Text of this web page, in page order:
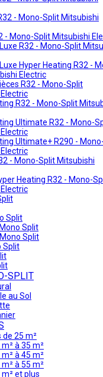
- Mono-Split Mitsubishi
- Mono-Split Mitsubishi
R32 - Mono-Split
Hyper Heating R32 -
Electric
R32 - Mono-Split
R32 - Mono-Split
Ultimate R32 - Mono-
Ultimate+ R290 -
- Mono-Split Mitsubishi
Heating R32 - Mono-
Split
Split
Split
Split
SPLIT
au Sol
de 25 m²
à 35 m²
à 45 m²
à 55 m²
et plus